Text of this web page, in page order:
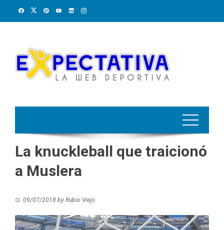
La knuckleball que traicionó
a Muslera
09/07/2018 by Rubio Viejo